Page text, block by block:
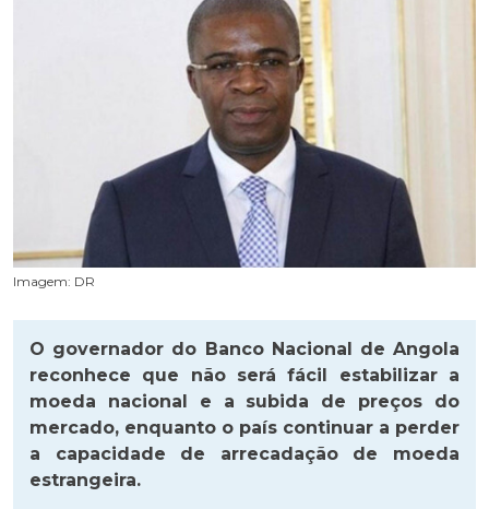
Imagem: DR
O governador do Banco Nacional de Angola
reconhece que não será fácil estabilizar a
moeda nacional e a subida de preços do
mercado, enquanto o país continuar a perder
a capacidade de arrecadação de moeda
estrangeira.